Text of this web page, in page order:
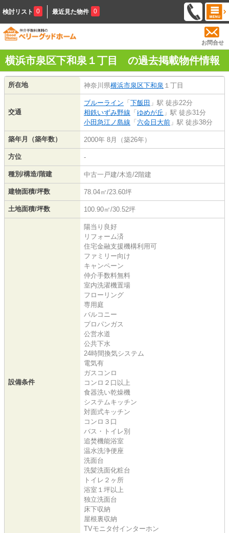
検討リスト 0 最近見た物件 0
お問合せ
横浜市泉区下和泉１丁目 の過去掲載物件情報
所在地 神奈川県横浜市泉区下和泉 １丁目
交通
ブルーライン 「 下飯田 」駅 徒歩22分
相鉄いずみ野線 「 ゆめが丘 」駅 徒歩31分
小田急江ノ島線 「 六会日大前 」駅 徒歩38分
築年月（築年数） 2000年 8月（築26年）
方位 -
種別/構造/階建 中古一戸建/木造/2階建
建物面積/坪数 78.04㎡/23.60坪
土地面積/坪数 100.90㎡/30.52坪
設備条件
陽当り良好
リフォーム済
住宅金融支援機構利用可
ファミリー向け
キャンペーン
仲介手数料無料
室内洗濯機置場
フローリング
専用庭
バルコニー
プロパンガス
公営水道
公共下水
24時間換気システム
電気有
ガスコンロ
コンロ２口以上
食器洗い乾燥機
システムキッチン
対面式キッチン
コンロ３口
バス・トイレ別
追焚機能浴室
温水洗浄便座
洗面台
洗髪洗面化粧台
トイレ２ヶ所
浴室１坪以上
独立洗面台
床下収納
屋根裏収納
TVモニタ付インターホン